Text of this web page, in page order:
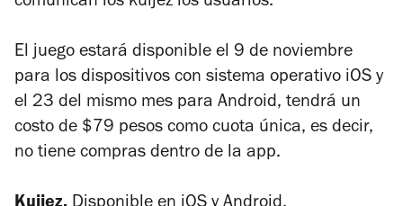
El juego estará disponible el 9 de noviembre
para los dispositivos con sistema operativo iOS y
el 23 del mismo mes para Android, tendrá un
costo de $79 pesos como cuota única, es decir,
no tiene compras dentro de la app.